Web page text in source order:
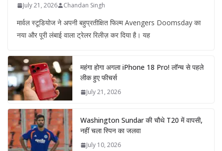
July 21, 2026 Chandan Singh
मार्वल स्टूडियोज ने अपनी बहुप्रतीक्षित फिल्म Avengers Doomsday का
नया और पूरी लंबाई वाला ट्रेलर रिलीज़ कर दिया है। यह
महंगा होगा अगला iPhone 18 Pro! लॉन्च से पहले
लीक हुए फीचर्स
July 21, 2026
Washington Sundar की चौथे T20 में वापसी,
नहीं चला स्पिन का जलवा
July 10, 2026